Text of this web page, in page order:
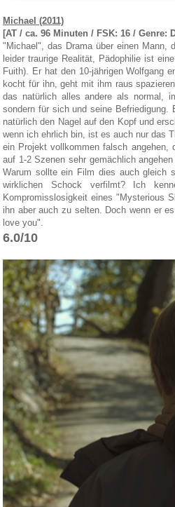
Michael (2011)
[AT / ca. 96 Minuten / FSK: 16 / Genre:
"Michael", das Drama über einen Mann,
leider traurige Realität, Pädophilie ist
Fuith). Er hat den 10-jährigen Wolfgang
kocht für ihn, geht mit ihm raus
das natürlich alles andere als normal,
sondern für sich und seine
natürlich den Nagel auf den Kopf und
wenn ich ehrlich bin, ist es auch nur das
ein Projekt vollkommen falsch
auf 1-2 Szenen sehr gemächlich
Warum sollte ein Film dies auch gleich
wirklichen Schock verfilmt? Ich
Kompromisslosigkeit eines "Mysterious
ihn aber auch zu selten. Doch wenn er
love you".
6.0/10